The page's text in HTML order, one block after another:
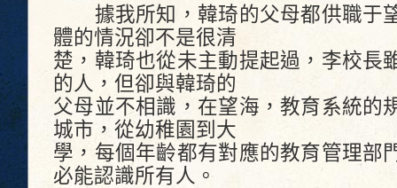
據我所知，韓琦的父母都供職于
體的情況卻不是很清
楚，韓琦也從未主動提起過，李校長
的人，但卻與韓琦的
父母並不相識，在望海，教育系統的
城市，從幼稚園到大
學，每個年齡都有對應的教育管理部
必能認識所有人。